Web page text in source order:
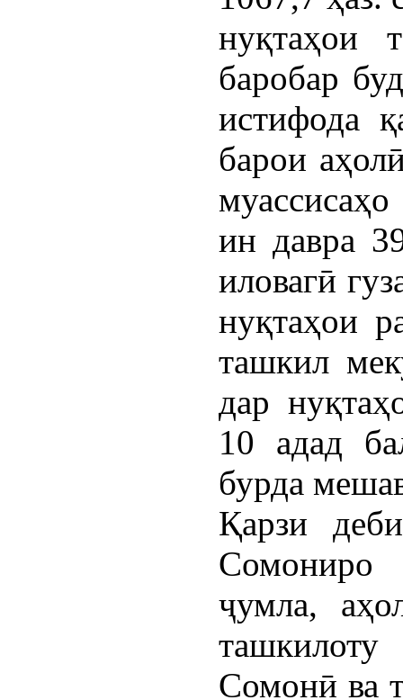
нуқтаҳои
баробар
истифода
барои
ин давра
иловагӣ
нуқтаҳои
ташкил
дар
10 адад
бурда
Қарзи
Сомониро
ҷумла,
Сомонӣ ва